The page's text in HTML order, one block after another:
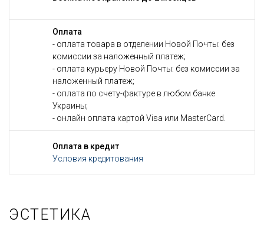
Оплата
- оплата товара в отделении Новой Почты: без
комиссии за наложенный платеж;
- оплата курьеру Новой Почты: без комиссии за
наложенный платеж;
- оплата по счету-фактуре в любом банке
Украины;
- онлайн оплата картой Visa или MasterCard.
Оплата в кредит
Условия кредитования
ЭСТЕТИКА